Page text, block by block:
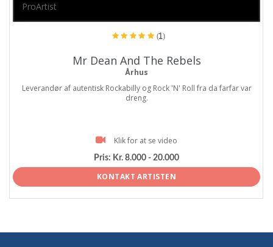
ProArtist
(1)
Mr Dean And The Rebels
Århus
Leverandør af autentisk Rockabilly og Rock 'N' Roll fra da farfar var
dreng.
Klik for at se video
Pris: Kr. 8.000 - 20.000
KONTAKT ARTISTEN